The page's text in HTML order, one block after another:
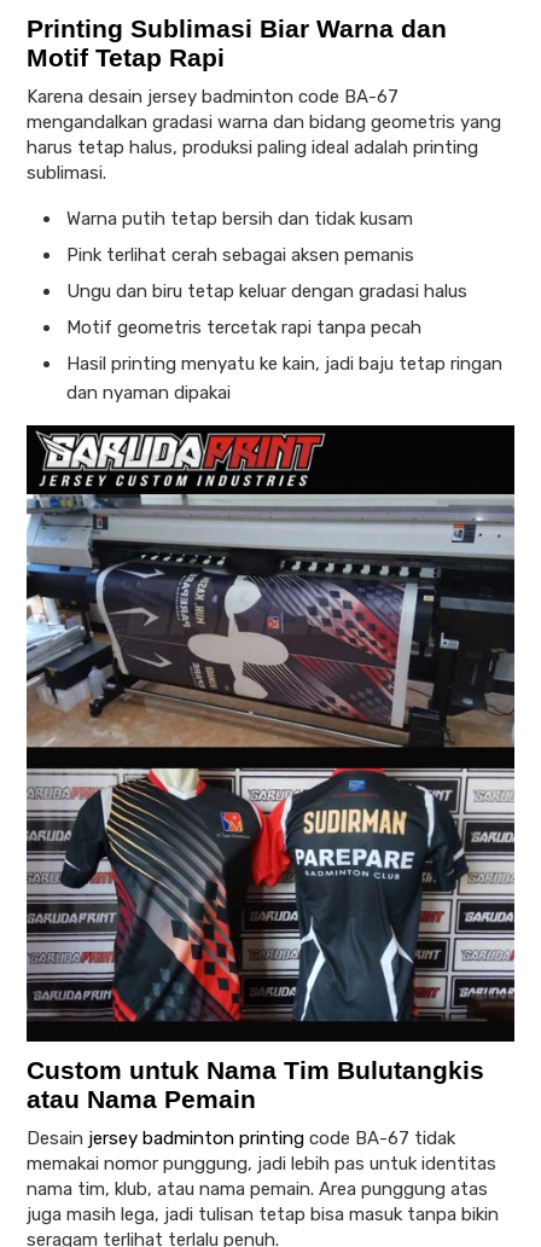
Printing Sublimasi Biar Warna dan
Motif Tetap Rapi
Karena desain jersey badminton code BA-67
mengandalkan gradasi warna dan bidang geometris yang
harus tetap halus, produksi paling ideal adalah printing
sublimasi.
Warna putih tetap bersih dan tidak kusam
Pink terlihat cerah sebagai aksen pemanis
Ungu dan biru tetap keluar dengan gradasi halus
Motif geometris tercetak rapi tanpa pecah
Hasil printing menyatu ke kain, jadi baju tetap ringan
dan nyaman dipakai
Custom untuk Nama Tim Bulutangkis
atau Nama Pemain
Desain jersey badminton printing code BA-67 tidak
memakai nomor punggung, jadi lebih pas untuk identitas
nama tim, klub, atau nama pemain. Area punggung atas
juga masih lega, jadi tulisan tetap bisa masuk tanpa bikin
seragam terlihat terlalu penuh.